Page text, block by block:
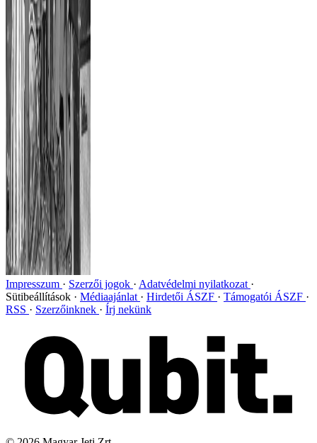
Impresszum Szerzői jogok
Adatvédelmi nyilatkozat
Sütibeállítások
Médiaajánlat Hirdetői ÁSZF
Támogatói ÁSZF
RSS
Szerzőinknek Írj nekünk